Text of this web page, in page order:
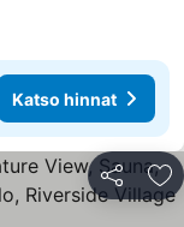
Katso hinnat
Jaa